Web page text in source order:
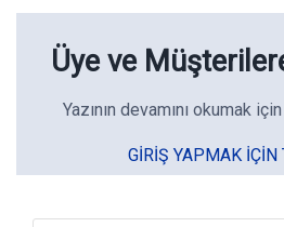
Üye ve
Yazının devamını okumak
GIRIŞ YAPMAK IÇIN